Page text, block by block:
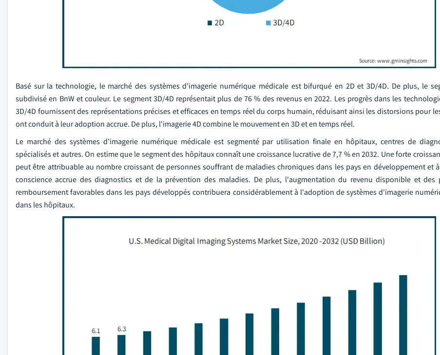
Basé sur la technologie, le marché des systèmes d'imagerie numérique médicale est bifurqué en 2D et 3D/4D. De plus, le
subdivisé en BnW et couleur. Le segment 3D/4D représentait plus de 76 % des revenus en 2022. Les progrès dans les
3D/4D fournissent des représentations précises et efficaces en temps réel du corps humain, réduisant ainsi les distorsions pour
ont conduit à leur adoption accrue. De plus, l'imagerie 4D combine le mouvement en 3D et en temps réel.
Le marché des systèmes d'imagerie numérique médicale est segmenté par utilisation finale en hôpitaux, centres de
spécialisés et autres. On estime que le segment des hôpitaux connaît une croissance lucrative de 7,7 % en 2032. Une forte
peut être attribuable au nombre croissant de personnes souffrant de maladies chroniques dans les pays en développement et
conscience accrue des diagnostics et de la prévention des maladies. De plus, l'augmentation du revenu disponible et des
remboursement favorables dans les pays développés contribuera considérablement à l'adoption de systèmes d'imagerie
dans les hôpitaux.